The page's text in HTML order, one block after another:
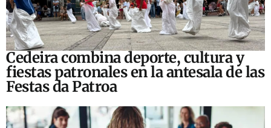
Cedeira combina deporte, cultura y
fiestas patronales en la antesala de las
Festas da Patroa